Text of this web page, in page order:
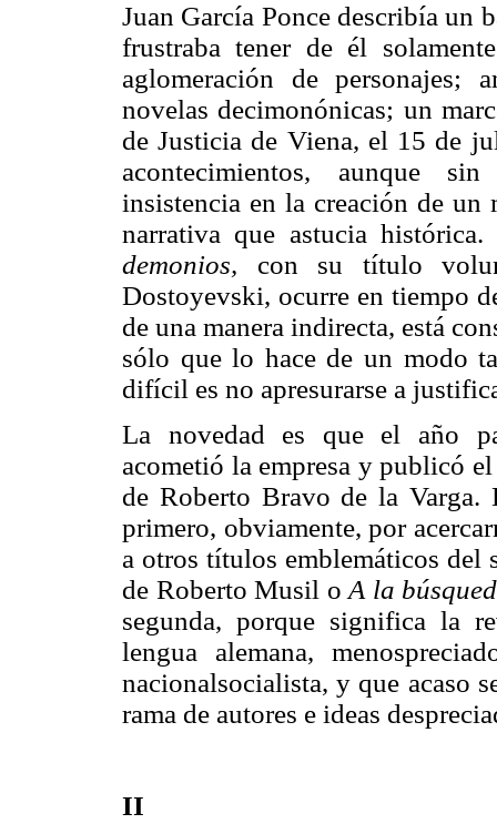
Juan García Ponce describía un
frustraba tener de él
aglomeración de personajes;
novelas decimonónicas; un
de Justicia de Viena, el 15 de
acontecimientos, aunque
insistencia en la creación de un
narrativa que astucia
demonios, con su título
Dostoyevski, ocurre en tiempo
de una manera indirecta, está
sólo que lo hace de un modo
difícil es no apresurarse a
La novedad es que el año
acometió la empresa y publicó
de Roberto Bravo de la Varga.
primero, obviamente, por
a otros títulos emblemáticos
de Roberto Musil oA la
segunda, porque significa la
lengua alemana,
nacionalsocialista, y que acaso
rama de autores e ideas
II